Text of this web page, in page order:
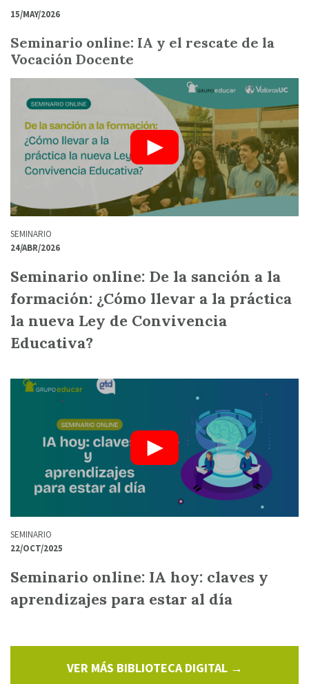
15/MAY/2026
Seminario online: IA y el rescate de la
Vocación Docente
SEMINARIO
24/ABR/2026
Seminario online: De la sanción a la
formación: ¿Cómo llevar a la práctica
la nueva Ley de Convivencia
Educativa?
SEMINARIO
22/OCT/2025
Seminario online: IA hoy: claves y
aprendizajes para estar al día
VER MÁS BIBLIOTECA DIGITAL →